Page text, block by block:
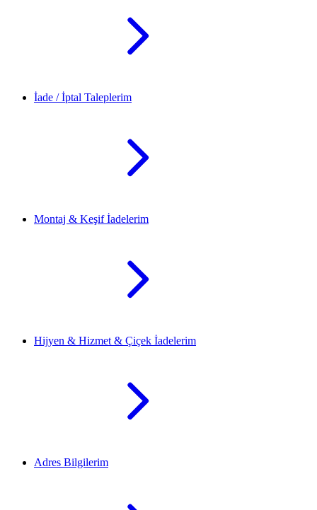
İade / İptal Taleplerim
Montaj & Keşif İadelerim
Hijyen & Hizmet & Çiçek İadelerim
Adres Bilgilerim